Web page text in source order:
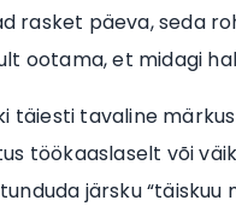
rasket päeva, seda
ootama, et midagi
täiesti tavaline
töökaaslaselt või
järsku “täiskuu